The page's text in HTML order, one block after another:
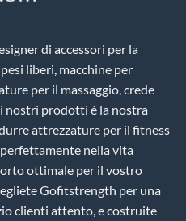
di accessori per la
liberi, macchine per
per il massaggio, crede
nostri prodotti è la nostra
attrezzature per il fitness
nella vita
ottimale per il vostro
Gofitstrength per una
clienti attento, e costruite